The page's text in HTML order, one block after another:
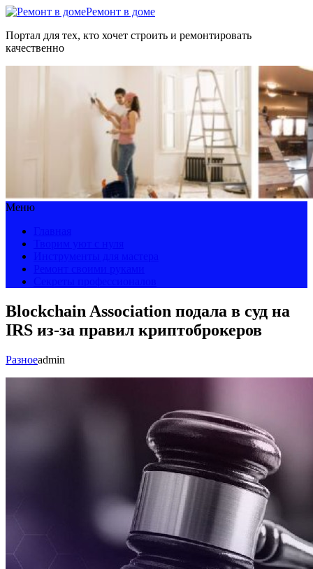
Ремонт в доме
Портал для тех, кто хочет строить и ремонтировать
качественно
Меню
Blockchain Association подала в суд на
IRS из-за правил криптоброкеров
Разноеadmin